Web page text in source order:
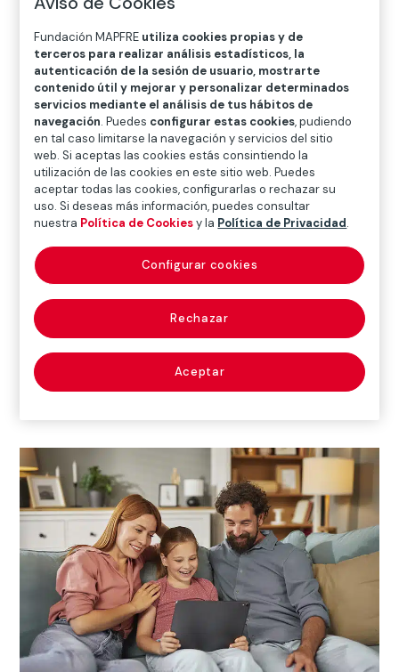
(TIC) forman parte esencial de nuestra vida cotidiana
y, especialmente, de la de los jóvenes, que las han
incorporado de manera natural a sus maneras de
relacionarse, a su ocio y a su aprendizaje.
Sin embargo, el uso habitual de internet no siempre va
acompañado de una conciencia real sobre los riesgos
que pueden encontrarse en el entorno digital. Por
eso, desdeFundación Mapfre,junto con la
Nacional , desarrollamosControla tu Red,un
proyecto educativo que ofrece información,
orientación y recursos prácticos a familias y docentes
para ayudarles a acompañar a los menores en su
experiencia en la red y a guiarles en el uso
responsable, seguro y saludable de las TIC.
Fundación MAPFRE utiliza cookies propias y de
terceros para realizar análisis estadísticos, la
autenticación de la sesión de usuario, mostrarte
contenido útil y mejorar y personalizar determinados
servicios mediante el análisis de tus hábitos de
navegación. Puedes configurar estas cookies, pudiendo
en tal caso limitarse la navegación y servicios del sitio
web. Si aceptas las cookies estás consintiendo la
utilización de las cookies en este sitio web. Puedes
aceptar todas las cookies, configurarlas o rechazar su
uso. Si deseas más información, puedes consultar
nuestra Política de Cookiesy la Política de Privacidad.
Rechazar
Aceptar
Configurar cookies